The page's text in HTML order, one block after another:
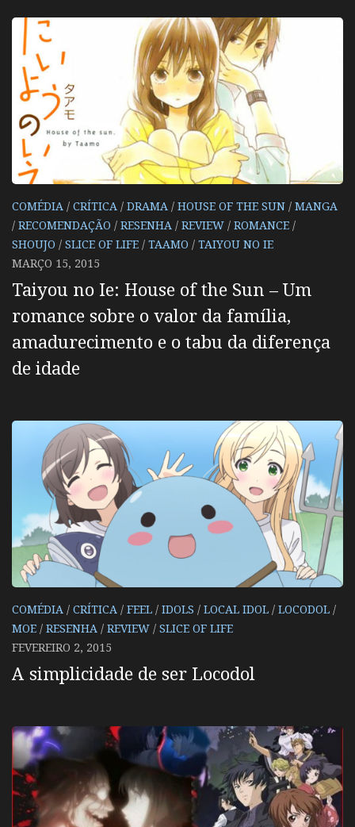
COMÉDIA / CRÍTICA / DRAMA / HOUSE OF THE SUN / MANGA
/ RECOMENDAÇÃO / RESENHA / REVIEW / ROMANCE /
SHOUJO / SLICE OF LIFE / TAAMO / TAIYOU NO IE
MARÇO 15, 2015
Taiyou no Ie: House of the Sun – Um
romance sobre o valor da família,
amadurecimento e o tabu da diferença
de idade
COMÉDIA / CRÍTICA / FEEL / IDOLS / LOCAL IDOL / LOCODOL /
MOE / RESENHA / REVIEW / SLICE OF LIFE
FEVEREIRO 2, 2015
A simplicidade de ser Locodol